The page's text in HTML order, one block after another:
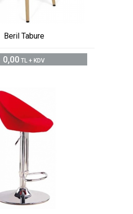
Beril Tabure
0,00 TL + KDV